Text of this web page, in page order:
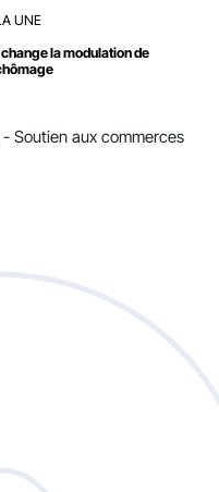
UNE
la modulation de
Soutien aux commerces